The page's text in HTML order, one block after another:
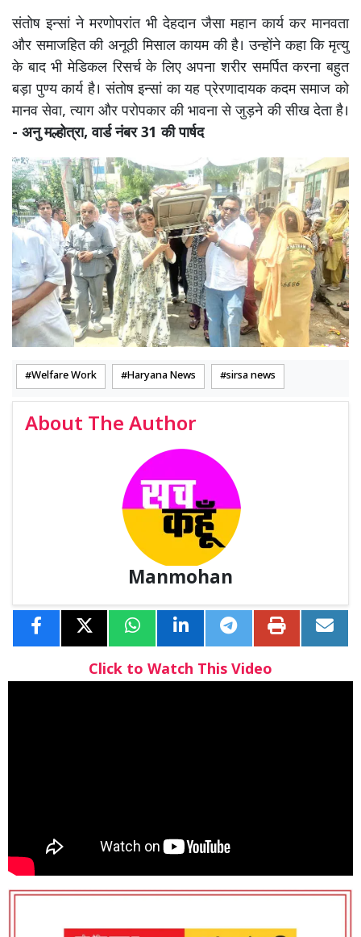
संतोष इन्सां ने मरणोपरांत भी देहदान जैसा महान कार्य कर मानवता
और समाजहित की अनूठी मिसाल कायम की है। उन्होंने कहा कि मृत्यु
के बाद भी मेडिकल रिसर्च के लिए अपना शरीर समर्पित करना बहुत
बड़ा पुण्य कार्य है। संतोष इन्सां का यह प्रेरणादायक कदम समाज को
मानव सेवा, त्याग और परोपकार की भावना से जुड़ने की सीख देता है।
- अनु मल्होत्रा, वार्ड नंबर 31 की पार्षद
Welfare Work Haryana News sirsa news
About The Author
Manmohan
Click to Watch This Video